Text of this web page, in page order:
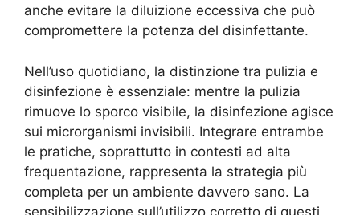
anche evitare la diluizione eccessiva che può
compromettere la potenza del disinfettante.
Nell’uso quotidiano, la distinzione tra pulizia e
disinfezione è essenziale: mentre la pulizia
rimuove lo sporco visibile, la disinfezione agisce
sui microrganismi invisibili. Integrare entrambe
le pratiche, soprattutto in contesti ad alta
frequentazione, rappresenta la strategia più
completa per un ambiente davvero sano. La
sensibilizzazione sull’utilizzo corretto di questi